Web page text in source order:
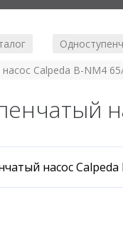
Calpeda B-NM4